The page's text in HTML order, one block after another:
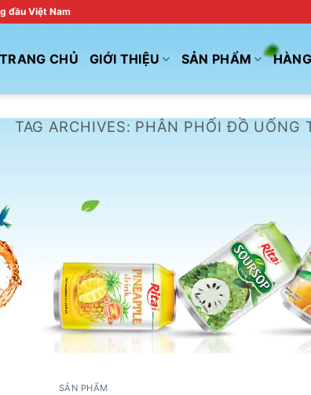
đầu Việt Nam
TRANG CHỦ GIỚI THIỆU SẢN PHẨM
TAG ARCHIVES: PHÂN PHỐI ĐỒ UỐNG
SẢN PHẨM